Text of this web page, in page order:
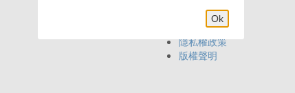
網站導覽
隱私權政策
版權聲明
Ok